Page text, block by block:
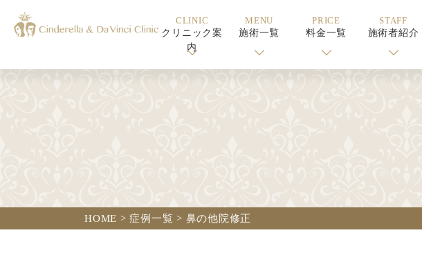
CLINIC
クリニック案
内
MENU
施術一覧
PRICE
料金一覧
STAFF
施術者紹介
HOME >症例一覧 > 鼻の他院修正